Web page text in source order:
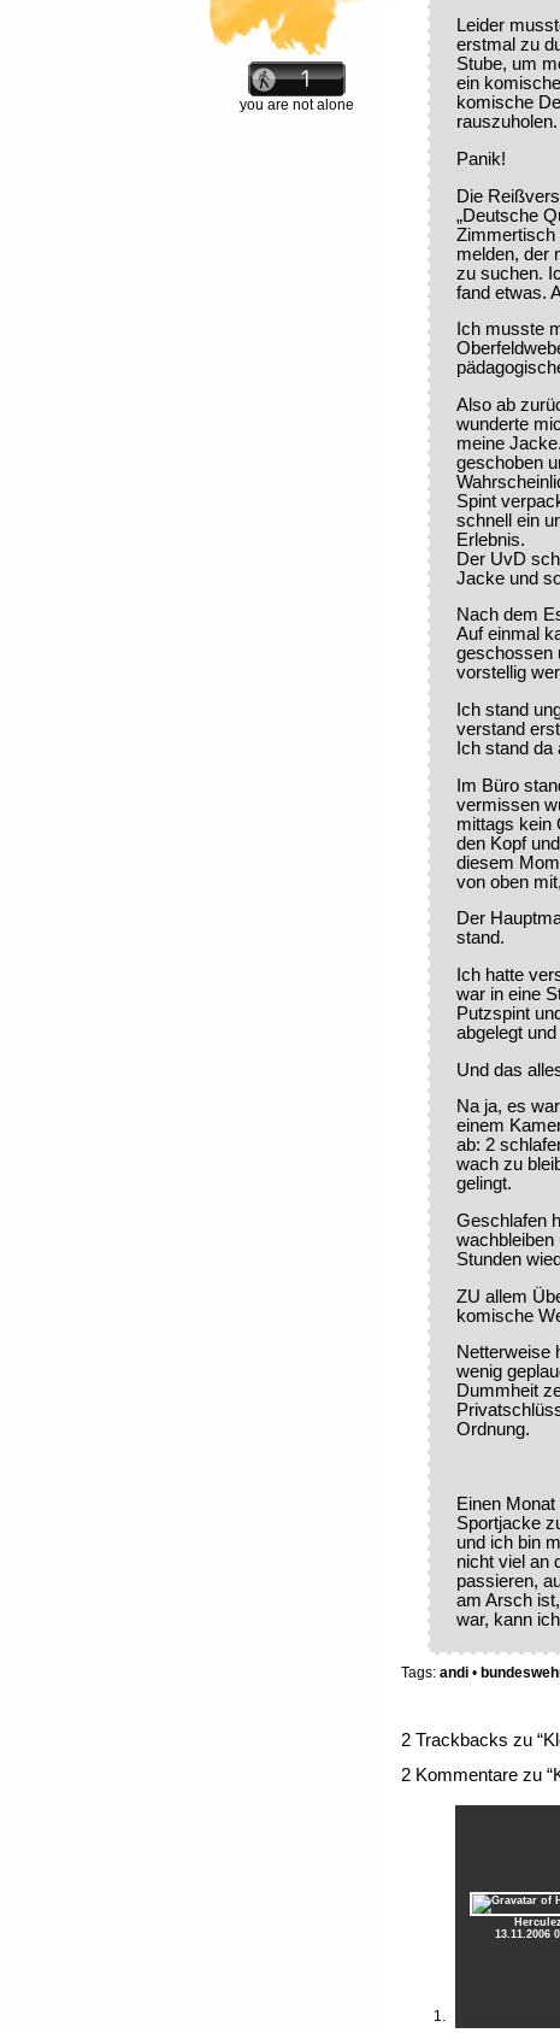
you are not alone
Leider
erstmal zu
Stube, um
ein
komische
rauszuholen.
Panik!
Die
„Deutsche
Zimmertisch
melden, der
zu suchen.
fand etwas.
Ich musste
Also ab
wunderte
meine
geschoben
Spint
schnell ein
Erlebnis.
Der UvD
Jacke und
Nach dem
Auf einmal
geschossen
vorstellig
Ich stand
verstand
Ich stand
Im Büro
vermissen
mittags kein
den Kopf
diesem
von oben
Der
stand.
Ich hatte
war in eine
Putzspint
abgelegt
Und das
Na ja, es
einem
ab: 2
wach zu
gelingt.
Geschlafen
wachbleiben
Stunden
ZU allem
komische
Netterweise
wenig
Dummheit
Ordnung.
Einen
Sportjacke
und ich bin
nicht viel an
passieren,
am Arsch
war, kann
Tags:andi •
2 Trackbacks zu
2 Kommentare zu
13.11.2006